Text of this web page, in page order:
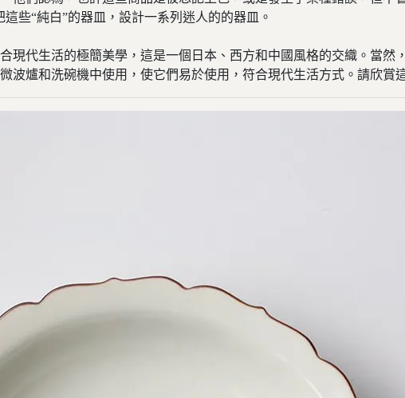
些“純白”的器皿，設計一系列迷人的的器皿。
現代生活的極簡美學，這是一個日本、西方和中國風格的交織。 當然
波爐和洗碗機中使用，使它們易於使用，符合現代生活方式。 請欣賞